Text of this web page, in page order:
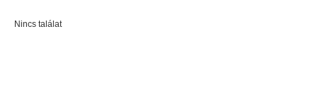
Nincs találat